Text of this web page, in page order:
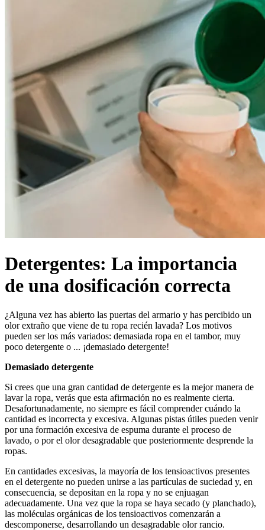
Detergentes: La importancia
de una dosificación correcta
¿Alguna vez has abierto las puertas del armario y has percibido un
olor extraño que viene de tu ropa recién lavada? Los motivos
pueden ser los más variados: demasiada ropa en el tambor, muy
poco detergente o ... ¡demasiado detergente!
Demasiado detergente
Si crees que una gran cantidad de detergente es la mejor manera de
lavar la ropa, verás que esta afirmación no es realmente cierta.
Desafortunadamente, no siempre es fácil comprender cuándo la
cantidad es incorrecta y excesiva. Algunas pistas útiles pueden venir
por una formación excesiva de espuma durante el proceso de
lavado, o por el olor desagradable que posteriormente desprende la
ropas.
En cantidades excesivas, la mayoría de los tensioactivos presentes
en el detergente no pueden unirse a las partículas de suciedad y, en
consecuencia, se depositan en la ropa y no se enjuagan
adecuadamente. Una vez que la ropa se haya secado (y planchado),
las moléculas orgánicas de los tensioactivos comenzarán a
descomponerse, desarrollando un desagradable olor rancio.